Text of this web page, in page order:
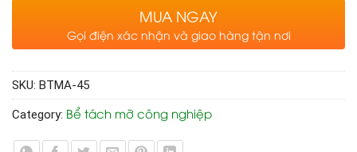
MUA NGAY
Gọi điện xác nhận và giao hàng tận nơi
SKU: BTMA-45
Category: Bể tách mỡ công nghiệp